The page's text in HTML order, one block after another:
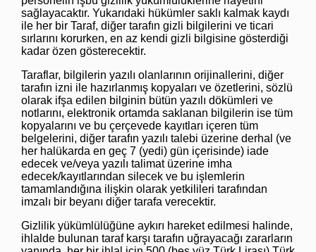
sağlayacaktır. Yukarıdaki hükümler saklı kalmak kaydı
ile her bir Taraf, diğer tarafın gizli bilgilerini ve ticari
sırlarını korurken, en az kendi gizli bilgisine gösterdiği
kadar özen gösterecektir.
Taraflar, bilgilerin yazılı olanlarının orijinallerini, diğer
tarafın izni ile hazırlanmış kopyaları ve özetlerini, sözlü
olarak ifşa edilen bilginin bütün yazılı dökümleri ve
notlarını, elektronik ortamda saklanan bilgilerin ise tüm
kopyalarını ve bu çerçevede kayıtları içeren tüm
belgelerini, diğer tarafın yazılı talebi üzerine derhal (ve
her halükarda en geç 7 (yedi) gün içerisinde) iade
edecek ve/veya yazılı talimat üzerine imha
edecek/kayıtlarından silecek ve bu işlemlerin
tamamlandığına ilişkin olarak yetkilileri tarafından
imzalı bir beyanı diğer tarafa verecektir.
Gizlilik yükümlülüğüne aykırı hareket edilmesi halinde,
ihlalde bulunan taraf karşı tarafın uğrayacağı zararların